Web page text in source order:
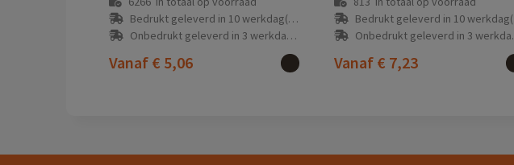
Bedrukt geleverd in 10 werkdag(en)
Onbedrukt geleverd in 3 werkdag(en)
Vanaf € 5,06
Bedrukt geleverd in 10 werkdag(en)
Onbedrukt geleverd in 3 werkdag(en)
Vanaf € 7,23